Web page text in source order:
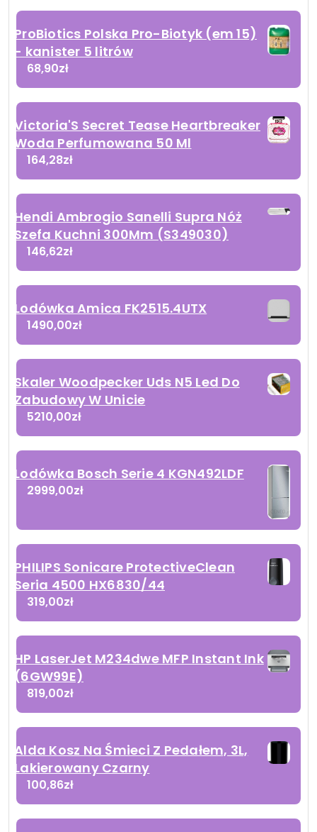
ProBiotics Polska Pro-Biotyk (em 15)
- kanister 5 litrów
68,90zł
Victoria'S Secret Tease Heartbreaker
Woda Perfumowana 50 Ml
164,28zł
Hendi Ambrogio Sanelli Supra Nóż
Szefa Kuchni 300Mm (S349030)
146,62zł
Lodówka Amica FK2515.4UTX
1490,00zł
Skaler Woodpecker Uds N5 Led Do
Zabudowy W Unicie
5210,00zł
Lodówka Bosch Serie 4 KGN492LDF
2999,00zł
PHILIPS Sonicare ProtectiveClean
Seria 4500 HX6830/44
319,00zł
HP LaserJet M234dwe MFP Instant Ink
(6GW99E)
819,00zł
Alda Kosz Na Śmieci Z Pedałem, 3L,
Lakierowany Czarny
100,86zł